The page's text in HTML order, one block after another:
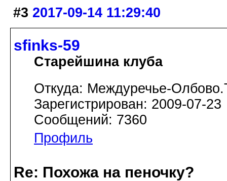
#3 2017-09-14 11:29:40
sfinks-59
Старейшина клуба
Откуда: Междуречье-
Зарегистрирован: 2009-07-23
Сообщений: 7360
Профиль
Re: Похожа на пеночку?